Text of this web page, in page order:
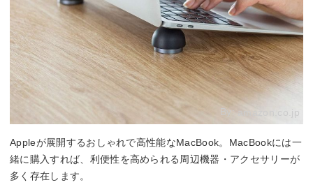
By: amazon.co.jp
Appleが展開するおしゃれで高性能なMacBook。MacBookには一
緒に購入すれば、利便性を高められる周辺機器・アクセサリーが
多く存在します。